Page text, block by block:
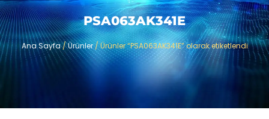
PSA063AK341E
Ana Sayfa/Ürünler/ Ürünler “PSA063AK341E” olarak etiketlendi